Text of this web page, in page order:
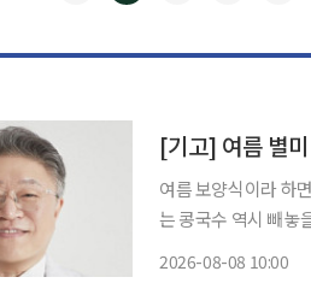
[기고] 여름 별미
여름 보양식이라 하
는 콩국수 역시 빼놓
2026-08-08 10:00